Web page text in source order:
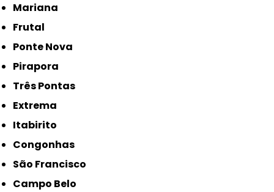
Mariana
Frutal
Ponte Nova
Pirapora
Três Pontas
Extrema
Itabirito
Congonhas
São Francisco
Campo Belo